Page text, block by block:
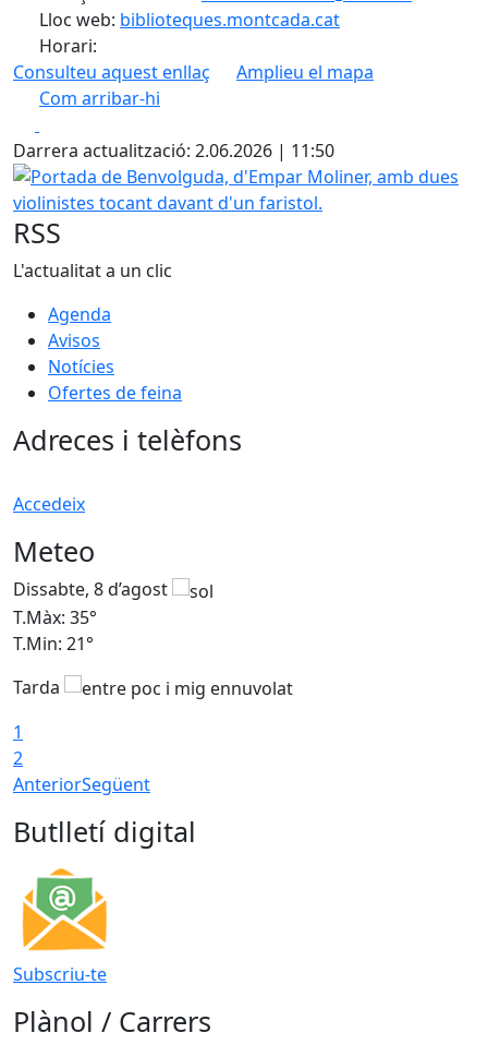
Lloc web: biblioteques.montcada.cat
Horari:
Consulteu aquest enllaç
Amplieu el mapa
Com arribar-hi
+
−
Darrera actualització: 2.06.2026 | 11:50
Portada de Benvolguda, d'Empar Moliner, amb dues
RSS
L'actualitat a un clic
Agenda
Avisos
Notícies
Ofertes de feina
Adreces i telèfons
Accedeix
Meteo
Dissabte, 8 d’agost
T.Màx: 35°
T.Min: 21°
Tarda
1
2
AnteriorSegüent
Butlletí digital
Subscriu-te
Plànol / Carrers